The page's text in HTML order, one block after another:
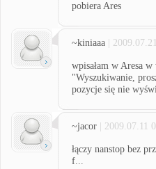
pobiera Ares
~kiniaaa |
wpisałam w Aresa
"Wyszukiwanie,
pozycje się nie
~jacor | 2009.07.11
łączy nanstop bez
f...